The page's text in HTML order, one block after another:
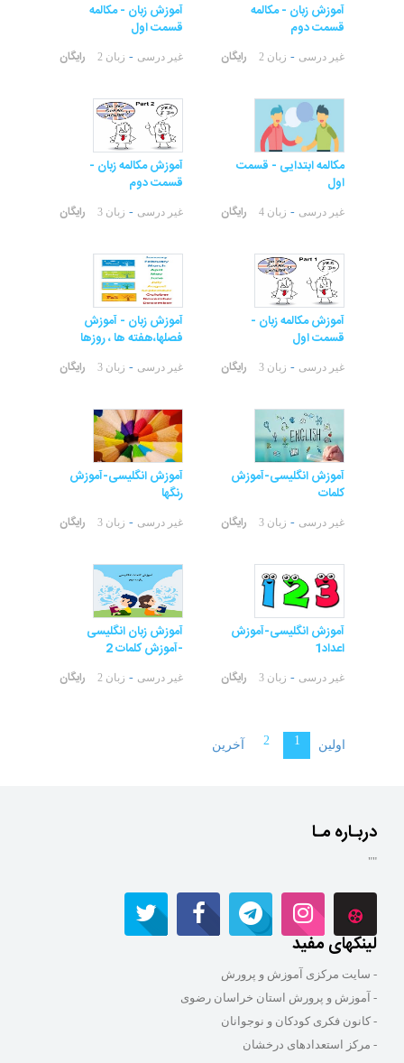
آموزش زبان - مکالمه
قسمت دوم
غیر درسی - زبان 2 رایگان
آموزش زبان - مکالمه
قسمت اول
غیر درسی - زبان 2 رایگان
مکالمه ابتدایی - قسمت
اول
غیر درسی - زبان 4 رایگان
آموزش مکالمه زبان -
قسمت دوم
غیر درسی - زبان 3 رایگان
آموزش مکالمه زبان -
قسمت اول
غیر درسی - زبان 3 رایگان
آموزش زبان - آموزش
فصلها،هفته ها ، روزها
غیر درسی - زبان 3 رایگان
آموزش انگلیسی-آموزش
کلمات
غیر درسی - زبان 3 رایگان
آموزش انگلیسی-آموزش
رنگها
غیر درسی - زبان 3 رایگان
آموزش انگلیسی-آموزش
اعداد1
غیر درسی - زبان 3 رایگان
آموزش زبان انگلیسی
-آموزش کلمات 2
غیر درسی - زبان 2 رایگان
اولین 1
2 آخرین
دربـاره مـا
""
لینکهای مفید
- سایت مرکزی آموزش و پرورش
- آموزش و پرورش استان خراسان رضوی
- کانون فکری کودکان و نوجوانان
- مرکز استعدادهای درخشان